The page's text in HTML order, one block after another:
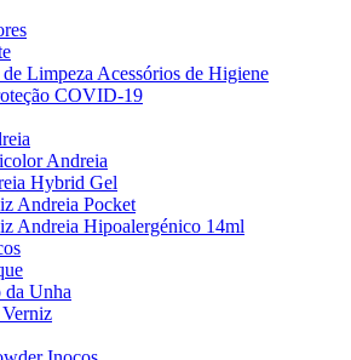
Limpeza Acessórios de Higiene
COVID-19
Andreia
Hybrid Gel
Andreia Pocket
Andreia Hipoalergénico 14ml
da Unha
Verniz